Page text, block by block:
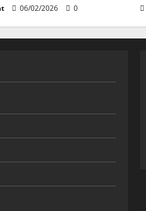
06/02/2026 0